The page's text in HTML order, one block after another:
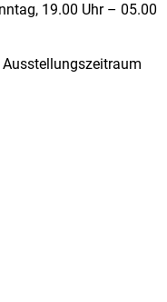
19.00 Uhr – 05.00